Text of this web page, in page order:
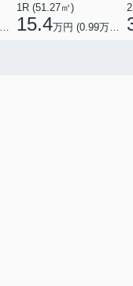
1R (51.27㎡)
15.4万円 (0.99万円/坪)